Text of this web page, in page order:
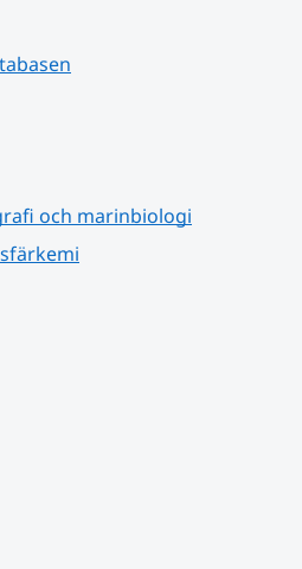
och marinbiologi